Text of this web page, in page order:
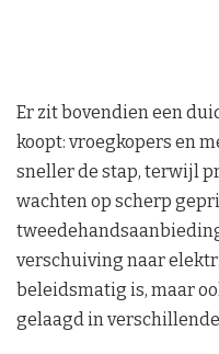
Er zit bovendien een
koopt: vroegkopers en
sneller de stap, terwijl
wachten op scherp
verschuiving naar
beleidsmatig is, maar
gelaagd in